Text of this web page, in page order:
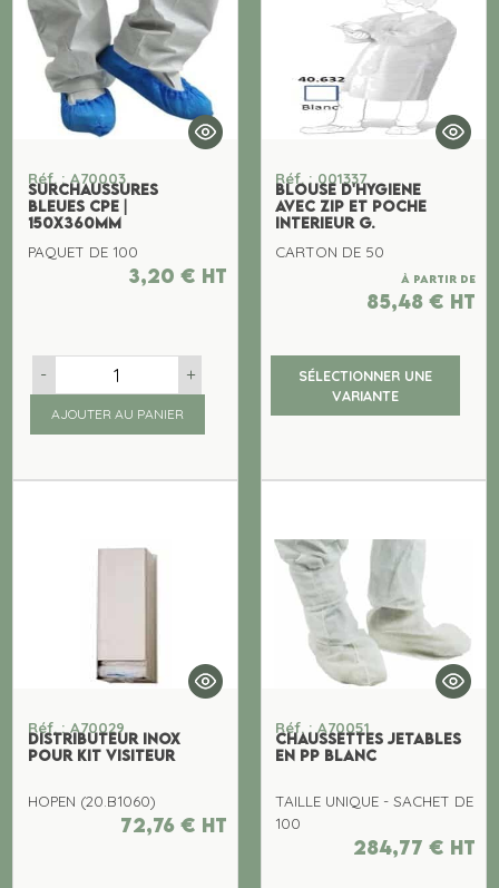
Réf. : A70003
SURCHAUSSURES
BLEUES CPE |
150X360MM
PAQUET DE 100
3,20 € ht
- +
AJOUTER AU PANIER
Réf. : 001337
BLOUSE D'HYGIENE
AVEC ZIP ET POCHE
INTERIEUR G.
CARTON DE 50
À partir de
85,48 € ht
SÉLECTIONNER UNE
VARIANTE
Réf. : A70029
DISTRIBUTEUR INOX
POUR KIT VISITEUR
HOPEN (20.B1060)
72,76 € ht
Réf. : A70051
CHAUSSETTES JETABLES
EN PP BLANC
TAILLE UNIQUE - SACHET DE
100
284,77 € ht